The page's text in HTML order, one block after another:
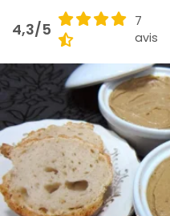
4,3/5
7
avis